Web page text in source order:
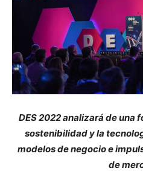
DES 2022 analizará de una
sostenibilidad y la
modelos de negocio e
de